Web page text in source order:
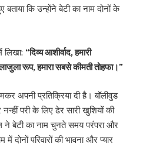
कि उन्होंने बेटी का नाम दोनों के
लिखा: “दिव्य आशीर्वाद, हमारी
रूप, हमारा सबसे कीमती तोहफा।”
अपनी प्रतिक्रिया दी है। बॉलीवुड
परी के लिए ढेर सारी खुशियों की
बेटी का नाम चुनते समय परंपरा और
दोनों परिवारों की भावना और प्यार